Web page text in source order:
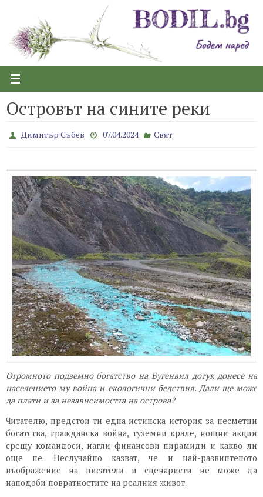
content
Островът на сините реки
Димитър Събев 07.04.2024 Свят
Огромното подземно богатство на Бугенвил дотук донесе на
населението му война и екологични бедствия. Дали ще може
да плати и за независимостта на острова?
Читателю, предстои ти една истинска история за несметни
богатства, гражданска война, туземни крале, нощни акции
срещу командоси, нагли финансови пирамиди и какво ли
още не. Неслучайно казват, че и най-развинтеното
въображение на писатели и сценаристи не може да
наподоби повратностите на реалния живот.